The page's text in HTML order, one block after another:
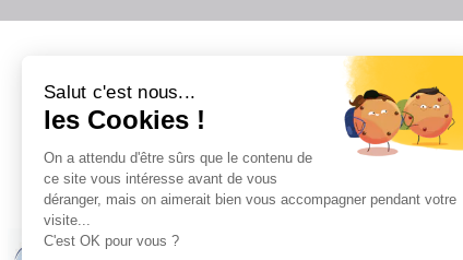
Salut c'est nous...
les Cookies !
On a attendu d'être sûrs que le contenu de
ce site vous intéresse avant de vous
déranger, mais on aimerait bien vous accompagner pendant votre
visite...
C'est OK pour vous ?